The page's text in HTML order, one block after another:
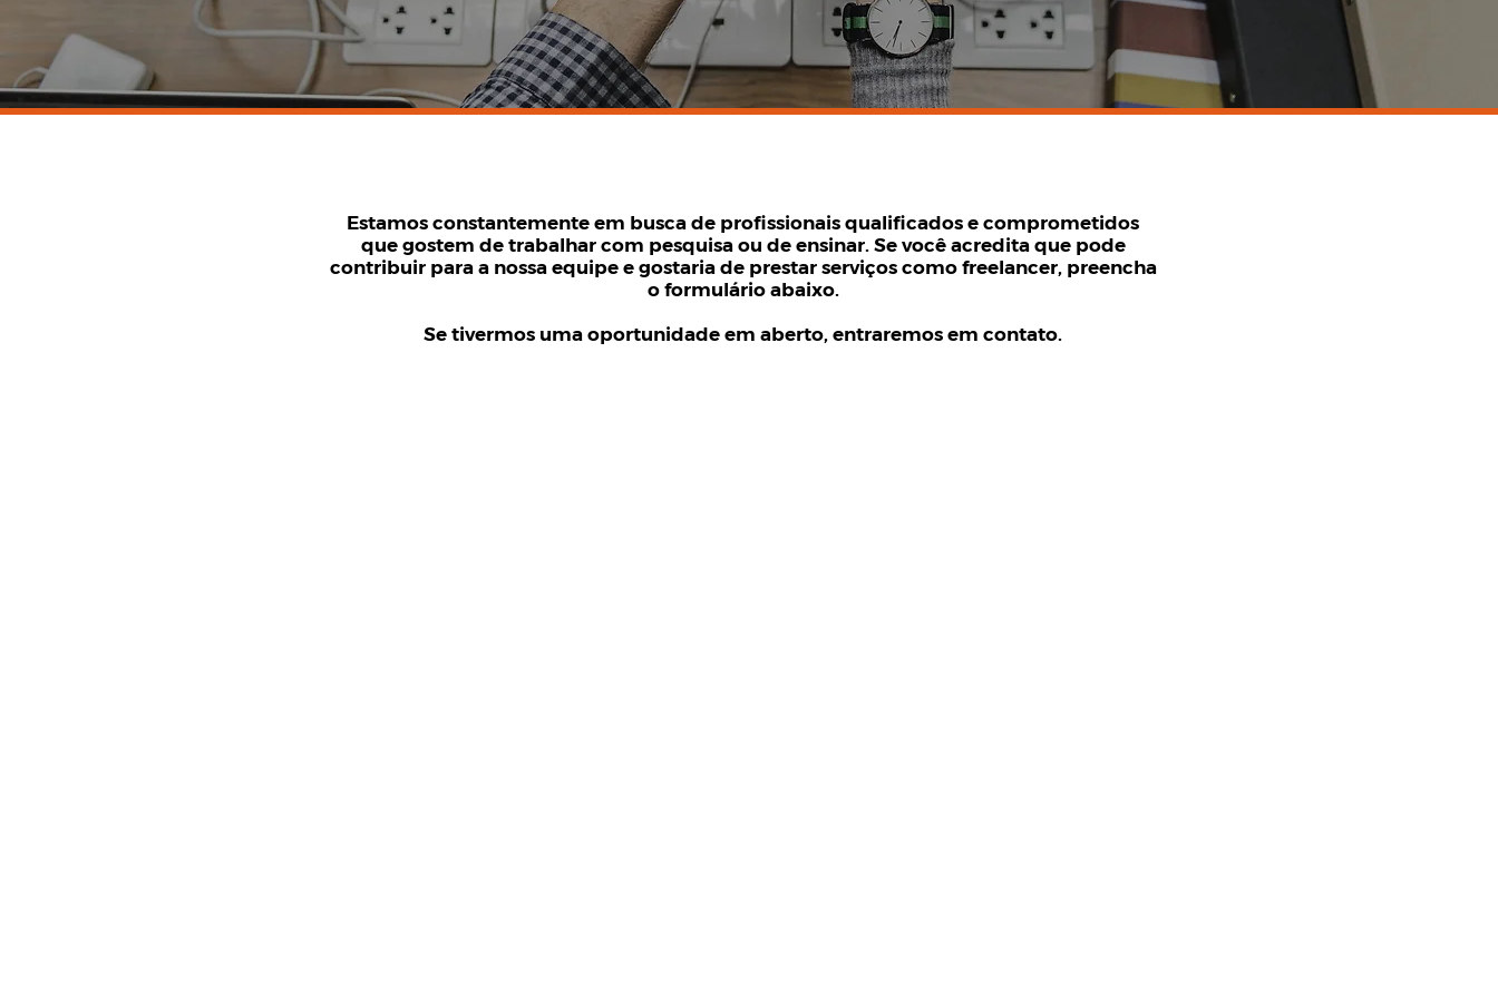
Estamos constantemente em busca de profissionais qualificados e comprometidos
que gostem de trabalhar com pesquisa ou de ensinar. Se você acredita que pode
contribuir para a nossa equipe e gostaria de prestar serviços como freelancer, preencha
o formulário abaixo.
Se tivermos uma oportunidade em aberto, entraremos em contato.